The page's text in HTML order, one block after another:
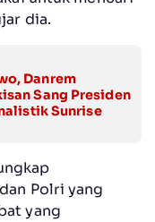
dia.
Danrem
Sang Presiden
Sunrise
Polri yang
yang